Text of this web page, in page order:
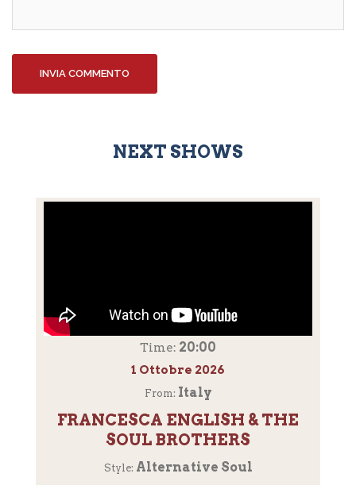
NEXT SHOWS
Time: 20:00
1 Ottobre 2026
From: Italy
FRANCESCA ENGLISH & THE
SOUL BROTHERS
Style: Alternative Soul